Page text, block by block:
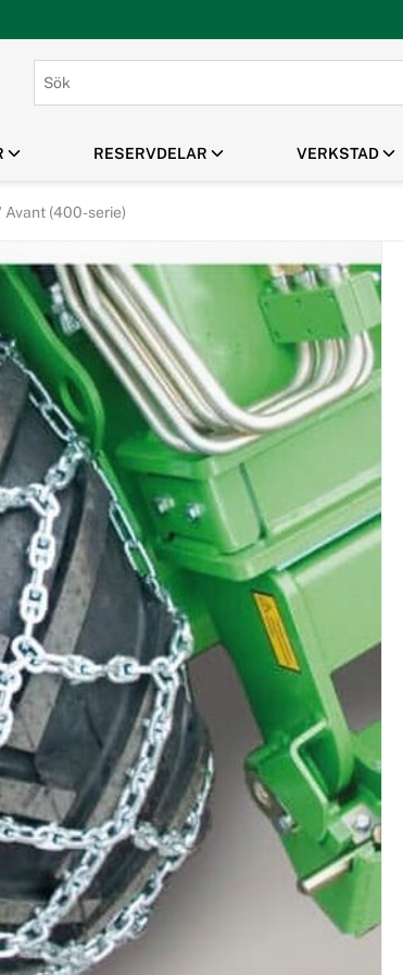
Gräsklippare
Robotgräsklippare
Handhållna Verktyg
Flismaskiner
Klippaggregat Husqvarna
Frontmonterade tillbehör
Husqvarna
Tillbehör Robotgräsklippare
RESERVDELAR VERKSTAD
Avant (400-serie)